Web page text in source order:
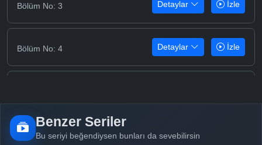
Bölüm No: 3 Detaylar İzle
Bölüm No: 4 Detaylar İzle
Bölüm No: 6 Detaylar
Benzer Seriler
Bu seriyi beğendiysen bunları da sevebilirsin